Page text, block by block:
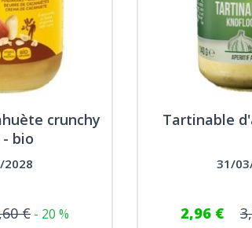
crunchy
- bio
2028
€ - 20 %
Tartinable
31/
2,96 €